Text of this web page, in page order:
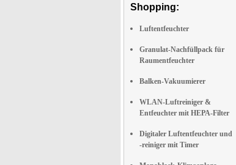
Shopping:
Luftentfeuchter
Granulat-Nachfüllpack für
Raumentfeuchter
Balken-Vakuumierer
WLAN-Luftreiniger &
Entfeuchter mit HEPA-Filter
Digitaler Luftentfeuchter und
-reiniger mit Timer